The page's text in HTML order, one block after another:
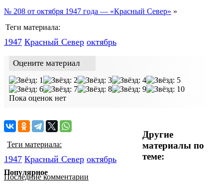
№ 208 от октября 1947 года — «Красный Север» »
Теги материала:
1947 Красный Cевер октябрь
Оцените материал
Пока оценок нет
Другие
материалы по
теме:
Теги материала:
1947 Красный Cевер октябрь
Последние комментарии
Популярное